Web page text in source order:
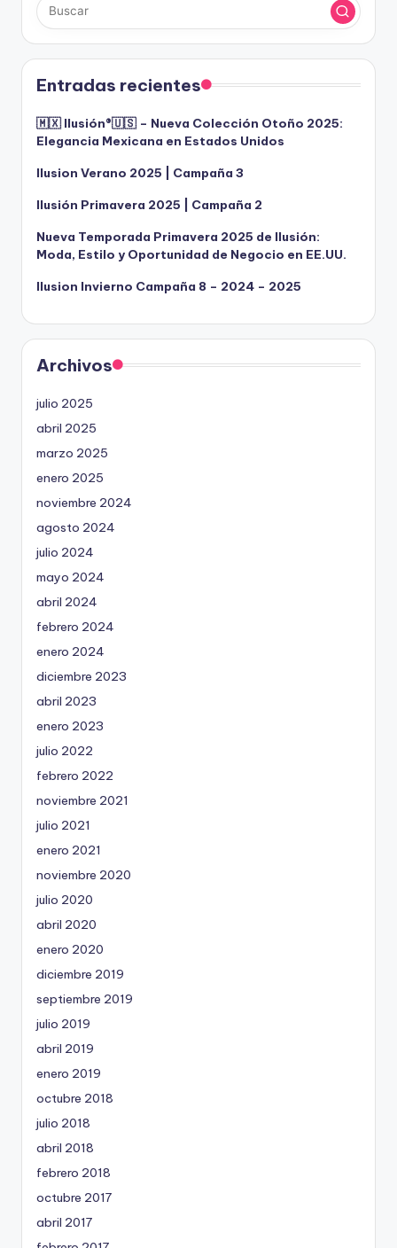
Entradas recientes
🇲🇽 Ilusión®️🇺🇸 – Nueva Colección Otoño 2025:
Elegancia Mexicana en Estados Unidos
Ilusion Verano 2025 | Campaña 3
Ilusión Primavera 2025 | Campaña 2
Nueva Temporada Primavera 2025 de Ilusión:
Moda, Estilo y Oportunidad de Negocio en EE.UU.
Ilusion Invierno Campaña 8 – 2024 – 2025
Archivos
julio 2025
abril 2025
marzo 2025
enero 2025
noviembre 2024
agosto 2024
julio 2024
mayo 2024
abril 2024
febrero 2024
enero 2024
diciembre 2023
abril 2023
enero 2023
julio 2022
febrero 2022
noviembre 2021
julio 2021
enero 2021
noviembre 2020
julio 2020
abril 2020
enero 2020
diciembre 2019
septiembre 2019
julio 2019
abril 2019
enero 2019
octubre 2018
julio 2018
abril 2018
febrero 2018
octubre 2017
abril 2017